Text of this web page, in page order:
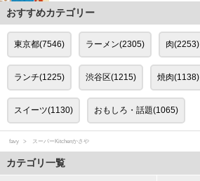
おすすめカテゴリー
東京都(7546) ラーメン(2305) 肉(2253)
ランチ(1225) 渋谷区(1215) 焼肉(1138)
スイーツ(1130) おもしろ・話題(1065)
favy スーパーKitchenかさや
カテゴリ一覧